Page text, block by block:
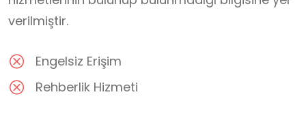
verilmiştir.
Engelsiz Erişim
Rehberlik Hizmeti